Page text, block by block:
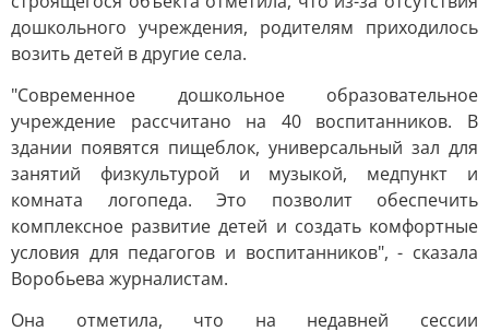
дошкольного учреждения, родителям приходилось
возить детей в другие села.
"Современное дошкольное образовательное
учреждение рассчитано на 40 воспитанников. В
здании появятся пищеблок, универсальный зал для
занятий физкультурой и музыкой, медпункт и
комната логопеда. Это позволит обеспечить
комплексное развитие детей и создать комфортные
условия для педагогов и воспитанников", - сказала
Воробьева журналистам.
Она отметила, что на недавней сессии